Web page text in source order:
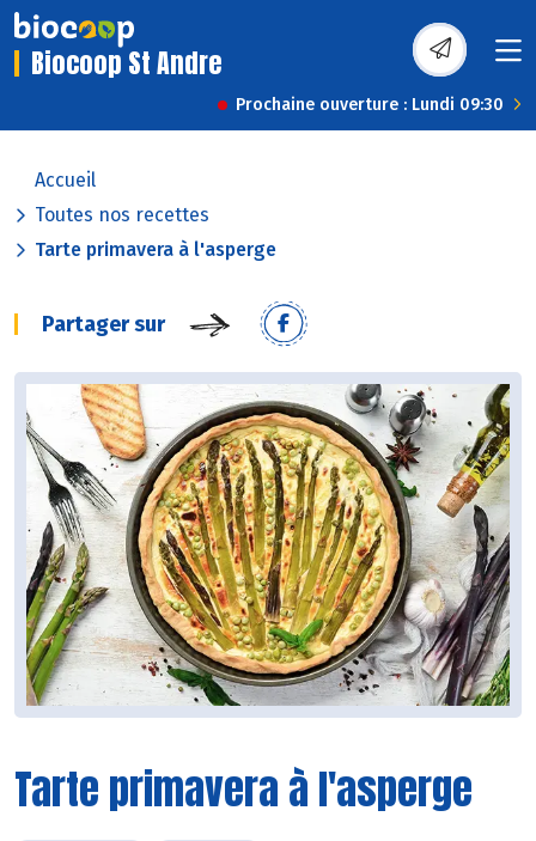
Biocoop St Andre
Prochaine ouverture : Lundi 09:30
Accueil
Toutes nos recettes
Tarte primavera à l'asperge
Partager sur
Tarte primavera à l'asperge